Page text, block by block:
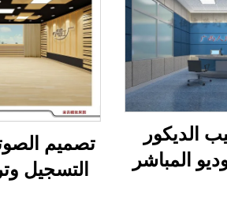
الديكور
المباشر
تصميم
التسجيل